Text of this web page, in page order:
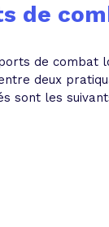
de
de
deux
sont les